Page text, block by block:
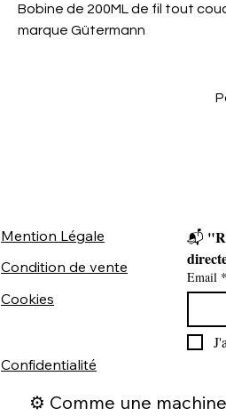
Bobine de 200ML de fil tout
marque Gütermann
Mention Légale
Condition de vente
Cookies
Confidentialité
📬
Email *
⚙️ Comme une